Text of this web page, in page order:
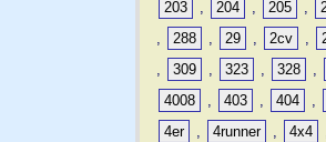
203
, 204 , 205 ,
,
288 , 29 , 2cv ,
,
309 , 323 , 328 ,
4008
, 403 , 404 ,
4er
, 4runner , 4x4